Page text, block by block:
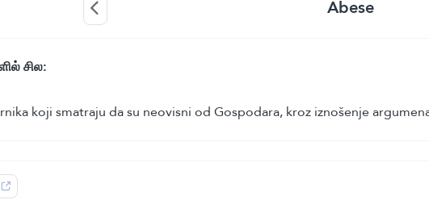
Abese
சில:
koji smatraju da su neovisni od Gospodara, kroz iznošenje